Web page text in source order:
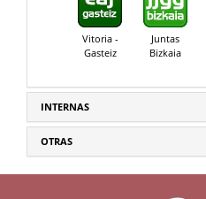
Vitoria -
Gasteiz
Juntas
Bizkaia
INTERNAS
OTRAS